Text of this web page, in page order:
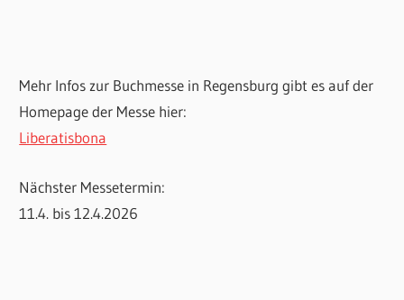
Mehr Infos zur Buchmesse in Regensburg gibt es auf der
Homepage der Messe hier:
Liberatisbona
Nächster Messetermin:
11.4. bis 12.4.2026